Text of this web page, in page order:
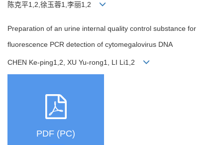
陈克平1,2,徐玉蓉1,李丽1,2
Preparation of an urine internal quality control substance for
fluorescence PCR detection of cytomegalovirus DNA
CHEN Ke-ping1,2, XU Yu-rong1, LI Li1,2
PDF (PC)